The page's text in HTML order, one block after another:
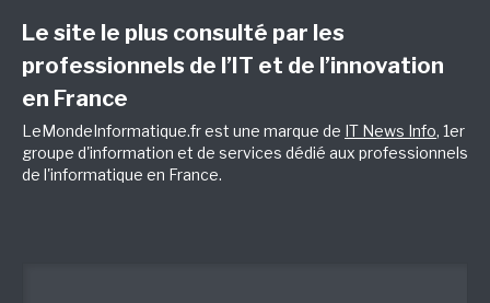
Le site le plus consulté par les
professionnels de l’IT et de l’innovation
en France
LeMondeInformatique.fr est une marque de IT News Info, 1er
groupe d'information et de services dédié aux professionnels
de l'informatique en France.